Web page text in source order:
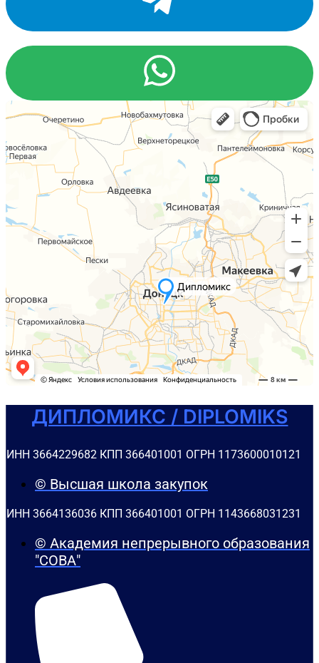
ДИПЛОМИКС / DIPLOMIKS
ИНН 3664229682 КПП 366401001 ОГРН 1173600010121
© Высшая школа закупок
ИНН 3664136036 КПП 366401001 ОГРН 1143668031231
© Академия непрерывного образования
"СОВА"